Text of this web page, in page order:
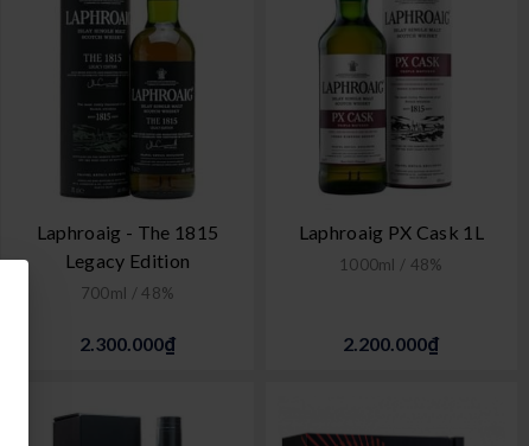
Laphroaig - The 1815
Legacy Edition
700ml / 48%
2.300.000₫
Laphroaig PX Cask 1L
1000ml / 48%
2.200.000₫